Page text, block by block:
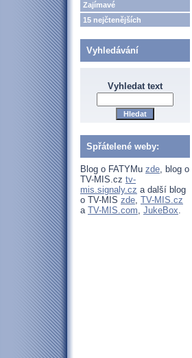
Zajímavé
15 nejčtenějších
Vyhledávání
Vyhledat text
Spřátelené weby:
Blog o FATYMu zde, blog o
TV-MIS.cz tv-
mis.signaly.cz a další blog
o TV-MIS zde, TV-MIS.cz
a TV-MIS.com, JukeBox.